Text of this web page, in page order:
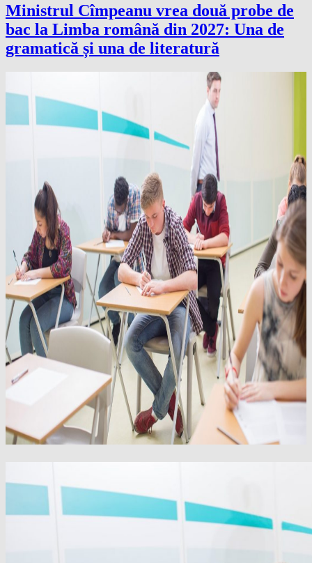
Ministrul Cîmpeanu vrea două probe de
bac la Limba română din 2027: Una de
gramatică și una de literatură